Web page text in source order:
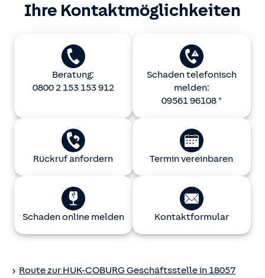
Ihre Kontaktmöglichkeiten
Beratung:
0800 2 153 153 912
Schaden telefonisch
melden:
09561 96108 *
Rückruf anfordern Termin vereinbaren
Schaden online melden Kontaktformular
Route zur HUK-COBURGGeschäftsstelle in 18057